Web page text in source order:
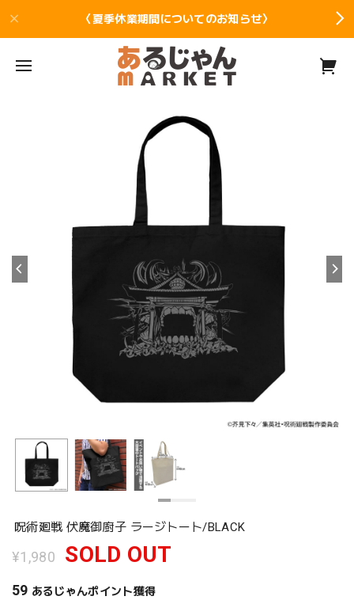
〈夏季休業期間についてのお知らせ〉
呪術廻戦 伏魔御廚子 ラージトート/BLACK
¥1,980 SOLD OUT
59 あるじゃんポイント獲得